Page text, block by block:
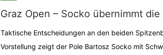
Graz Open – Socko übernimmt die
Taktische Entscheidungen an den beiden
Vorstellung zeigt der Pole Bartosz Socko mit